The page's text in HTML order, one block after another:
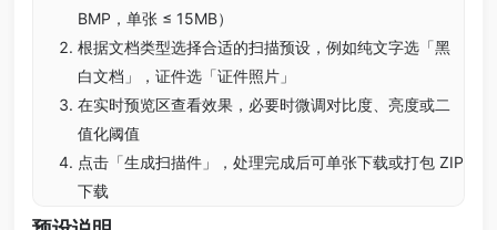
BMP，单张 ≤ 15MB）
根据文档类型选择合适的扫描预设，例如纯文字选「黑
白文档」，证件选「证件照片」
在实时预览区查看效果，必要时微调对比度、亮度或二
值化阈值
点击「生成扫描件」，处理完成后可单张下载或打包 ZIP
下载